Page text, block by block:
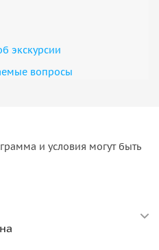
экскурсии
вопросы
и условия могут быть